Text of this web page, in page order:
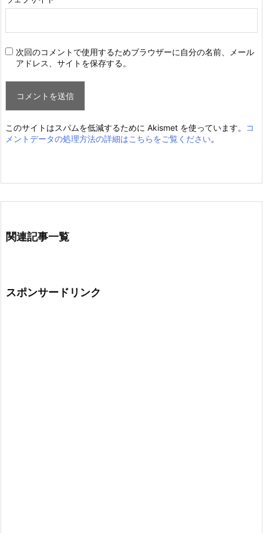
次回のコメントで使用するためブラウザーに自分の名前、メール
アドレス、サイトを保存する。
このサイトはスパムを低減するために Akismet を使っています。
コ
メントデータの処理方法の詳細はこちらをご覧ください。
関連記事一覧
スポンサードリンク